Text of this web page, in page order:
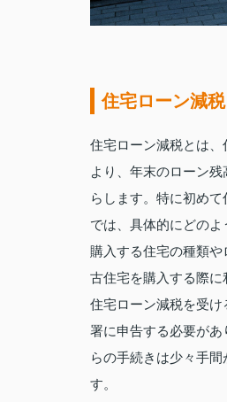
住宅ローン減
住宅ローン減税とは
より、年末のローン
らします。特に初め
では、具体的にどの
購入する住宅の種類
古住宅を購入する際に
住宅ローン減税を受
署に申告する必要が
らの手続きは少々手
す。